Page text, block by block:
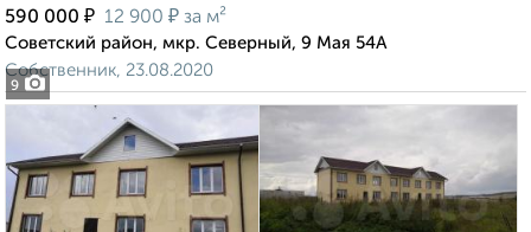
9
590 000 ₽ 12 900 ₽ за м²
Советский район, мкр. Северный, 9 Мая 54А
Собственник, 23.08.2020